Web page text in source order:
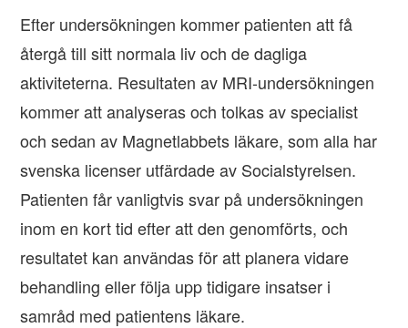
Efter undersökningen kommer patienten att få
återgå till sitt normala liv och de dagliga
aktiviteterna. Resultaten av MRI-undersökningen
kommer att analyseras och tolkas av specialist
och sedan av Magnetlabbets läkare, som alla har
svenska licenser utfärdade av Socialstyrelsen.
Patienten får vanligtvis svar på undersökningen
inom en kort tid efter att den genomförts, och
resultatet kan användas för att planera vidare
behandling eller följa upp tidigare insatser i
samråd med patientens läkare.